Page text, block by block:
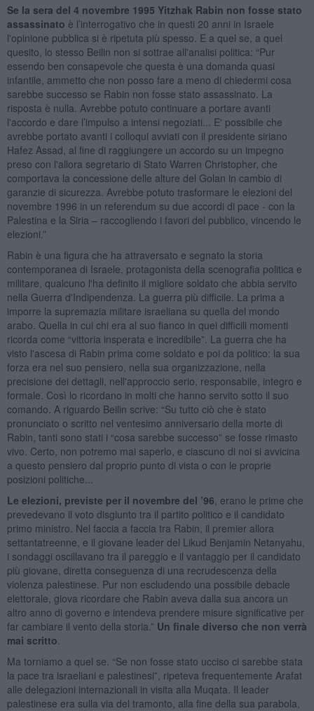
Se la sera del 4 novembre 1995 Yitzhak Rabin non fosse stato
assassinato è l’interrogativo che in questi 20 anni in Israele
l'opinione pubblica si è ripetuta più spesso. E a quel se, a quel
quesito, lo stesso Beilin non si sottrae all'analisi politica: “Pur
essendo ben consapevole che questa è una domanda quasi
infantile, ammetto che non posso fare a meno di chiedermi cosa
sarebbe successo se Rabin non fosse stato assassinato. La
risposta è nulla. Avrebbe potuto continuare a portare avanti
l'accordo e dare l’impulso a intensi negoziati... E' possibile che
avrebbe portato avanti i colloqui avviati con il presidente siriano
Hafez Assad, al fine di raggiungere un accordo su un impegno
preso con l'allora segretario di Stato Warren Christopher, che
comportava la concessione delle alture del Golan in cambio di
garanzie di sicurezza. Avrebbe potuto trasformare le elezioni del
novembre 1996 in un referendum su due accordi di pace - con la
Palestina e la Siria – raccogliendo i favori del pubblico, vincendo le
elezioni.”
Rabin è una figura che ha attraversato e segnato la storia
contemporanea di Israele, protagonista della scenografia politica e
militare, qualcuno l'ha definito il migliore soldato che abbia servito
nella Guerra d'Indipendenza. La guerra più difficile. La prima a
imporre la supremazia militare israeliana su quella del mondo
arabo. Quella in cui chi era al suo fianco in quei difficili momenti
ricorda come “vittoria insperata e incredibile”. La guerra che ha
visto l'ascesa di Rabin prima come soldato e poi da politico: la sua
forza era nel suo pensiero, nella sua organizzazione, nella
precisione dei dettagli, nell'approccio serio, responsabile, integro e
formale. Così lo ricordano in molti che hanno servito sotto il suo
comando. A riguardo Beilin scrive: “Su tutto ciò che è stato
pronunciato o scritto nel ventesimo anniversario della morte di
Rabin, tanti sono stati i “cosa sarebbe successo” se fosse rimasto
vivo. Certo, non potremo mai saperlo, e ciascuno di noi si avvicina
a questo pensiero dal proprio punto di vista o con le proprie
posizioni politiche...
Le elezioni, previste per il novembre del ’96 , erano le prime che
prevedevano il voto disgiunto tra il partito politico e il candidato
primo ministro. Nel faccia a faccia tra Rabin, il premier allora
settantatreenne, e il giovane leader del Likud Benjamin Netanyahu,
i sondaggi oscillavano tra il pareggio e il vantaggio per il candidato
più giovane, diretta conseguenza di una recrudescenza della
violenza palestinese. Pur non escludendo una possibile debacle
elettorale, giova ricordare che Rabin aveva dalla sua ancora un
altro anno di governo e intendeva prendere misure significative per
far cambiare il vento della storia.” Un finale diverso che non verrà
mai scritto
Ma torniamo a quel se. “Se non fosse stato ucciso ci sarebbe stata
la pace tra israeliani e palestinesi”, ripeteva frequentemente Arafat
alle delegazioni internazionali in visita alla Muqata. Il leader
palestinese era sulla via del tramonto, alla fine della sua parabola,